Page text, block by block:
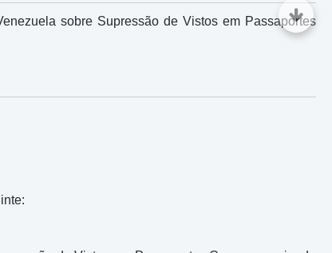
sobre Supressão de Vistos em Passaportes